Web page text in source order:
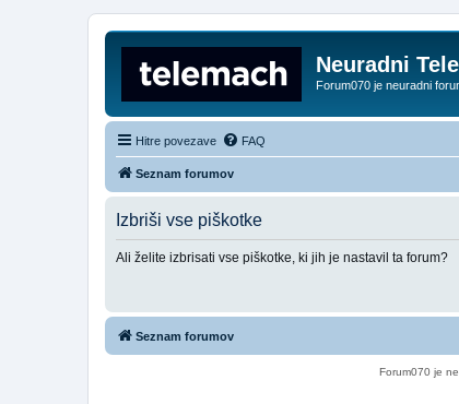
Neuradni
Forum070 je neuradni
Hitre povezave FAQ
Seznam forumov
Izbriši vse piškotke
Ali želite izbrisati vse piškotke, ki jih je nastavil ta forum?
Seznam forumov
Forum070 je